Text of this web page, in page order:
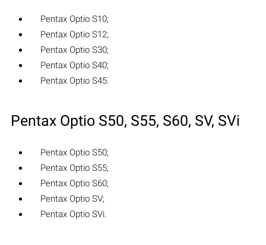
Pentax Optio S10;
Pentax Optio S12;
Pentax Optio S30;
Pentax Optio S40;
Pentax Optio S45.
Pentax Optio S50, S55, S60, SV, SVi
Pentax Optio S50;
Pentax Optio S55;
Pentax Optio S60;
Pentax Optio SV;
Pentax Optio SVi.